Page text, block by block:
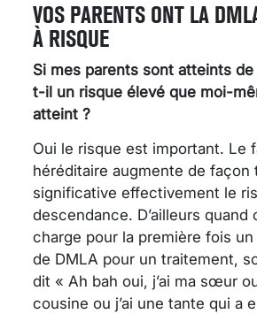
VOS PARENTS ONT LA
À RISQUE
Si mes parents sont atteints
t-il un risque élevé que moi-
atteint ?
Oui le risque est important. Le
héréditaire augmente de façon
significative effectivement le
descendance. D’ailleurs quand
charge pour la première fois
de DMLA pour un traitement,
dit « Ah bah oui, j’ai ma sœur
cousine ou j’ai une tante qui a